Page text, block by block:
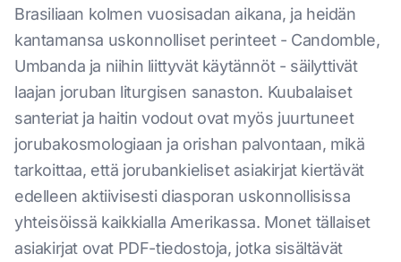
Brasiliaan kolmen vuosisadan aikana, ja heidän
kantamansa uskonnolliset perinteet - Candomble,
Umbanda ja niihin liittyvät käytännöt - säilyttivät
laajan joruban liturgisen sanaston. Kuubalaiset
santeriat ja haitin vodout ovat myös juurtuneet
jorubakosmologiaan ja orishan palvontaan, mikä
tarkoittaa, että jorubankieliset asiakirjat kiertävät
edelleen aktiivisesti diasporan uskonnollisissa
yhteisöissä kaikkialla Amerikassa. Monet tällaiset
asiakirjat ovat PDF-tiedostoja, jotka sisältävät